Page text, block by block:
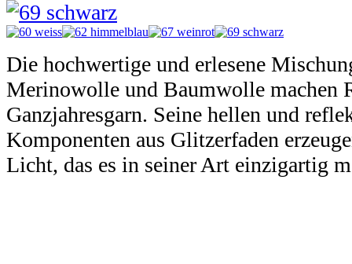
Die hochwertige und erlesene
Merinowolle und Baumwolle machen
Ganzjahresgarn. Seine hellen und
Komponenten aus Glitzerfaden
Licht, das es in seiner Art einzigartig